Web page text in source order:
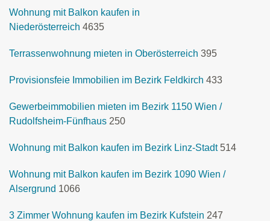
Wohnung mit Balkon kaufen in
Niederösterreich 4635
Terrassenwohnung mieten in Oberösterreich 395
Provisionsfeie Immobilien im Bezirk Feldkirch 433
Gewerbeimmobilien mieten im Bezirk 1150 Wien /
Rudolfsheim-Fünfhaus 250
Wohnung mit Balkon kaufen im Bezirk Linz-Stadt 514
Wohnung mit Balkon kaufen im Bezirk 1090 Wien /
Alsergrund 1066
3 Zimmer Wohnung kaufen im Bezirk Kufstein 247